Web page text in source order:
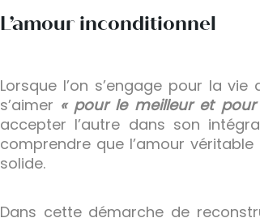
L’amour inconditionnel
Lorsque l’on s’engage pour la
s’aimer « pour le meilleur et
accepter l’autre dans son
comprendre que l’amour
solide.
Dans cette démarche de